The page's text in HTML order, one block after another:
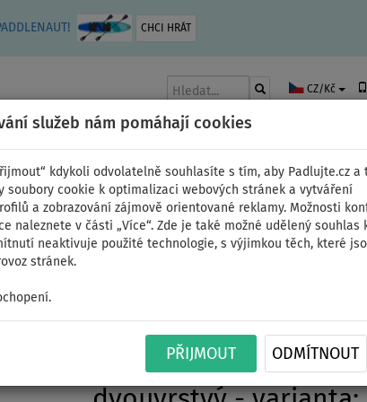
CHCI HRÁT
služeb nám pomáhají cookies
kdykoli odvolatelně souhlasíte s tím, aby Padlujte.cz a
soubory cookie k optimalizaci webových stránek a vytváření
a zobrazování zájmově orientované reklamy. Možnosti
naleznete v části „Více“. Zde je také možné udělený souhlas
neaktivuje použité technologie, s výjimkou těch, které
stránek.
PŘIJMOUT ODMÍTNOUT
CZ/Kč
ČLUNY A MOTORY PÁDLA PLACHTY OBLEČENÍ
Paddleboard
MINICOMBO Special